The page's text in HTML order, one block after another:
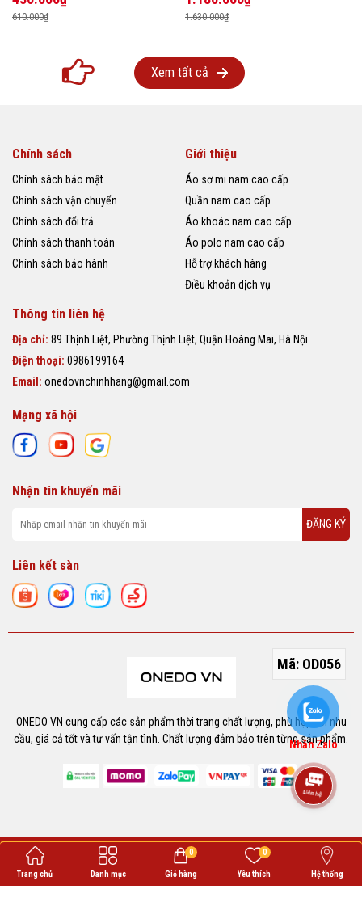
Mã: OD056
610.000₫ 1.630.000₫
Xem tất cả
Chính sách
Chính sách bảo mật
Chính sách vận chuyển
Chính sách đổi trả
Chính sách thanh toán
Chính sách bảo hành
Giới thiệu
Áo sơ mi nam cao cấp
Quần nam cao cấp
Áo khoác nam cao cấp
Áo polo nam cao cấp
Hỗ trợ khách hàng
Điều khoản dịch vụ
Thông tin liên hệ
Địa chỉ: 89 Thịnh Liệt, Phường Thịnh Liệt, Quận Hoàng Mai, Hà Nội
Điện thoại: 0986199164
Email: onedovnchinhhang@gmail.com
Mạng xã hội
Nhận tin khuyến mãi
ĐĂNG KÝ
Liên kết sàn
ONEDO VN cung cấp các sản phẩm thời trang chất lượng, phù hợp với nhu
cầu, giá cả tốt và tư vấn tận tình. Chất lượng đảm bảo trên từng sản phẩm.
Bản quyền thuộc về ONEDO.
Cung cấp bởi
Trang chủ Danh mục Giỏ hàng
0
Yêu thích
0
Hệ thống
Nhắn Zalo